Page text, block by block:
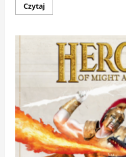
CzytajDowiedz
się
NEWS:
Daredevil:
Born
Again
przebija
komiksowe
kostiumy
już
w
sezonie